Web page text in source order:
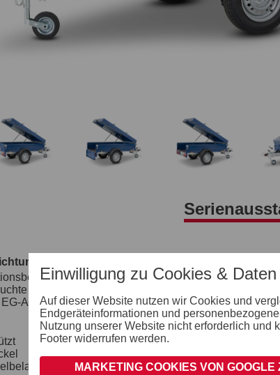
Ausstattung
70kg
4 Verzurrhaken
montierte
Planen und Netzen
robuste
Einwilligung zu Cookies & Daten
Auf dieser Website nutzen wir Cookies und
Endgeräteinformationen und
Nutzung unserer Website nicht erforderlich und
Footer widerrufen werden.
MARKETING COOKIES VON GOOGLE